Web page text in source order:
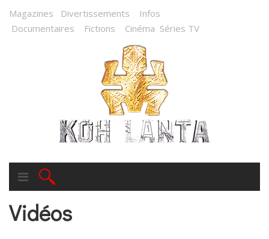
Magazines Divertissements
Infos
Documentaires
Fictions Cinéma Séries TV
Vidéos